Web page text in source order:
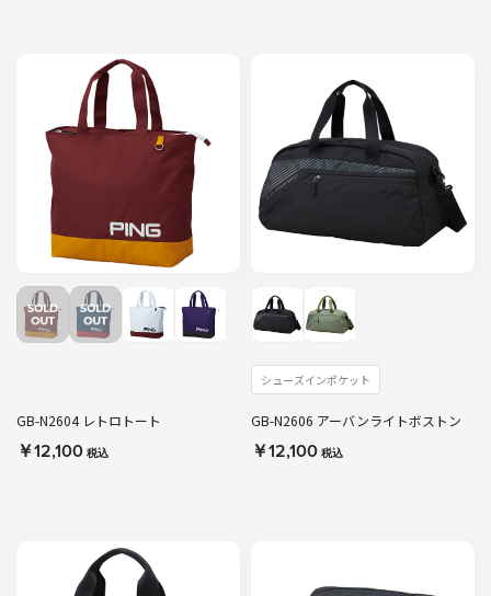
GB-N2604 レトロトート
￥12,100 税込
シューズインポケット
GB-N2606 アーバンライトボストン
￥12,100 税込